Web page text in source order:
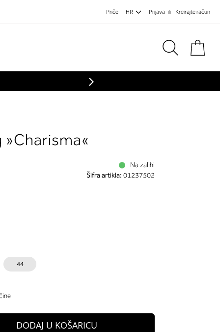
Priče HR Prijava Kreirajte račun
»Charisma«
Na zalihi
Šifra artikla: 01237502
44
DODAJ U KOŠARICU